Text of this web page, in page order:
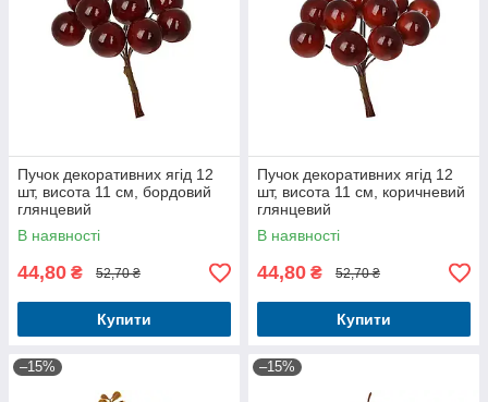
Пучок декоративних ягід 12
шт, висота 11 см, бордовий
глянцевий
В наявності
44,80 ₴ 52,70 ₴
Купити
Пучок декоративних ягід 12
шт, висота 11 см, коричневий
глянцевий
В наявності
44,80 ₴ 52,70 ₴
Купити
–15% –15%